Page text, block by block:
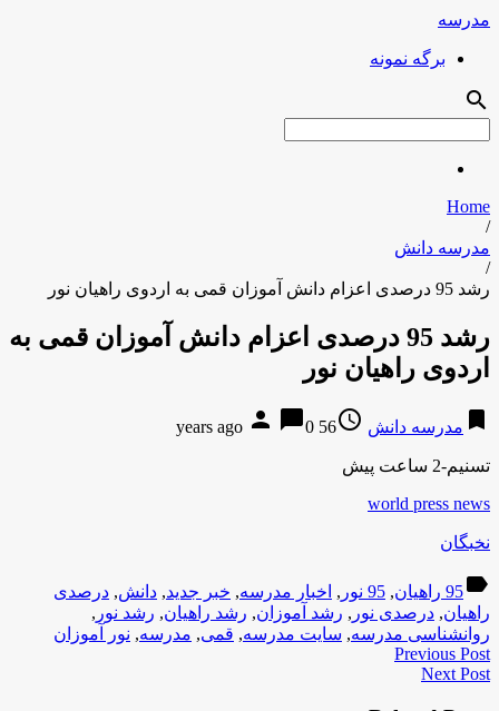
مدرسه
برگه نمونه
search
Home
/
مدرسه دانش
/
رشد 95 درصدی اعزام دانش آموزان قمی به اردوی راهیان نور
رشد 95 درصدی اعزام دانش آموزان قمی به
اردوی راهیان نور
bookmark مدرسه دانش access_time
56 years ago
person chat_bubble0
تسنیم-2 ساعت پیش
world press news
نخبگان
label95 راهیان , 95 نور , اخبار مدرسه, خبر جدید, دانش, درصدی
راهیان, درصدی نور , رشد آموزان, رشد راهیان, رشد نور ,
روانشناسی مدرسه, سایت مدرسه, قمی, مدرسه, نور آموزان
Previous Post
Next Post